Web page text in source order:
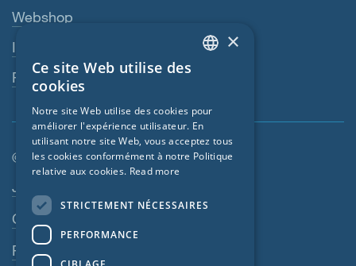
Webshop
Interlocuteur
Revendeurs
© SIGA 2026
Jobs
Contact
Règles de confidentialité
ENGLISH
FRENCH
CZECH
LATVIAN
×
Ce site Web utilise des
cookies
Notre site Web utilise des cookies pour
améliorer l'expérience utilisateur. En
utilisant notre site Web, vous acceptez tous
les cookies conformément à notre Politique
relative aux cookies. Read more
STRICTEMENT NÉCESSAIRES
PERFORMANCE